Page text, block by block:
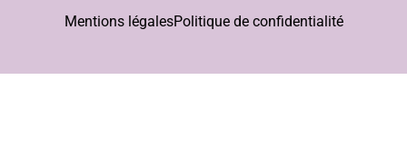
Mentions légalesPolitique de confidentialité